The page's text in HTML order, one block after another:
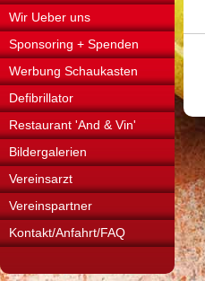
Wir Ueber uns
Sponsoring + Spenden
Werbung Schaukasten
Defibrillator
Restaurant 'And & Vin'
Bildergalerien
Vereinsarzt
Vereinspartner
Kontakt/Anfahrt/FAQ